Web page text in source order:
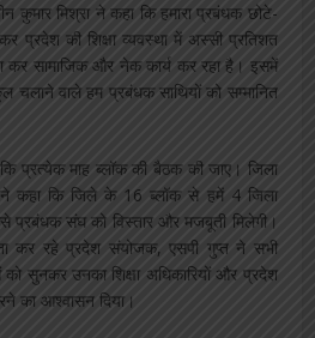
कुमार मिश्रा ने कहा कि हमारा प्रबंधक छोटे-
प्रदेश की शिक्षा व्यवस्था में अस्सी प्रतिशत
कर सामाजिक और नेक कार्य कर रहा है। इसमें
चलाने वाले हम प्रबंधक साथियों को सम्मानित
प्रत्येक माह ब्लॉक की बैठक की जाए। जिला
ने कहा कि जिले के 16 ब्लॉक से हमें 4 जिला
प्रबंधक संघ को विस्तार और मजबूती मिलेगी।
कर रहे प्रदेश संयोजक, एसपी गुप्त ने सभी
सुनकर उनका शिक्षा अधिकारियों और प्रदेश
का आश्वासन दिया।